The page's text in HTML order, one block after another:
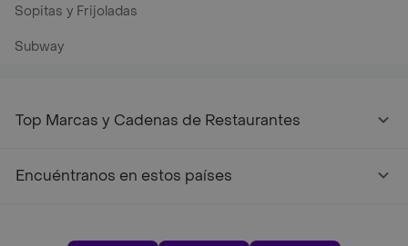
Sopitas y Frijoladas
Subway
Top Marcas y Cadenas de Restaurantes
Encuéntranos en estos países